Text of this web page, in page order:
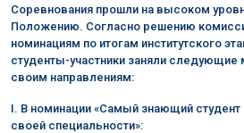
Соревнования прошли на высоком
Положению. Согласно решению
номинациям по итогам институтского
студенты-участники заняли следующие
своим направлениям:
I. В номинации «Самый знающий студент
своей специальности»: